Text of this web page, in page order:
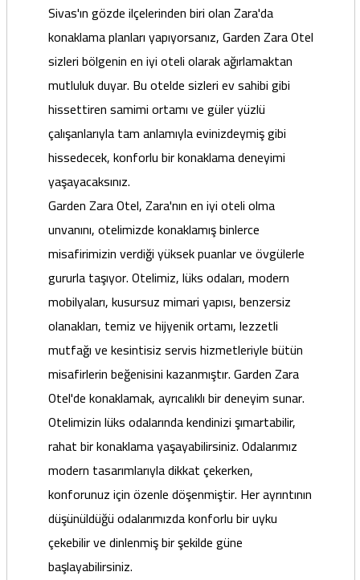
Sivas'ın gözde ilçelerinden biri olan Zara'da
konaklama planları yapıyorsanız, Garden Zara Otel
sizleri bölgenin en iyi oteli olarak ağırlamaktan
mutluluk duyar. Bu otelde sizleri ev sahibi gibi
hissettiren samimi ortamı ve güler yüzlü
çalışanlarıyla tam anlamıyla evinizdeymiş gibi
hissedecek, konforlu bir konaklama deneyimi
yaşayacaksınız.
Garden Zara Otel, Zara'nın en iyi oteli olma
unvanını, otelimizde konaklamış binlerce
misafirimizin verdiği yüksek puanlar ve övgülerle
gururla taşıyor. Otelimiz, lüks odaları, modern
mobilyaları, kusursuz mimari yapısı, benzersiz
olanakları, temiz ve hijyenik ortamı, lezzetli
mutfağı ve kesintisiz servis hizmetleriyle bütün
misafirlerin beğenisini kazanmıştır.Garden Zara
Otel'de konaklamak, ayrıcalıklı bir deneyim sunar.
Otelimizin lüks odalarında kendinizi şımartabilir,
rahat bir konaklama yaşayabilirsiniz. Odalarımız
modern tasarımlarıyla dikkat çekerken,
konforunuz için özenle döşenmiştir. Her ayrıntının
düşünüldüğü odalarımızda konforlu bir uyku
çekebilir ve dinlenmiş bir şekilde güne
başlayabilirsiniz.